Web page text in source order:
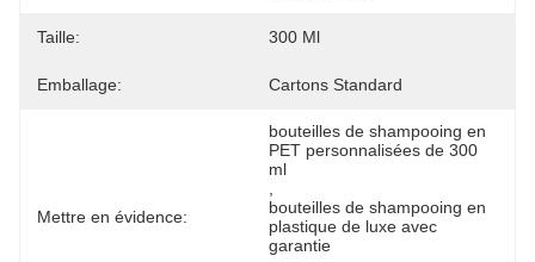
Taille: 300 Ml
Emballage: Cartons Standard
Mettre en évidence:
bouteilles de shampooing en
PET personnalisées de 300
ml
bouteilles de shampooing en
plastique de luxe avec
garantie